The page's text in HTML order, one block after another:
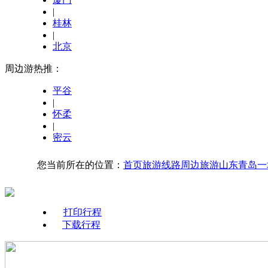
|
桂林
|
北京
周边游热推：
平谷
|
怀柔
|
密云
您当前所在的位置： 首页旅游线路周边旅游山东青岛
打印行程
下载行程